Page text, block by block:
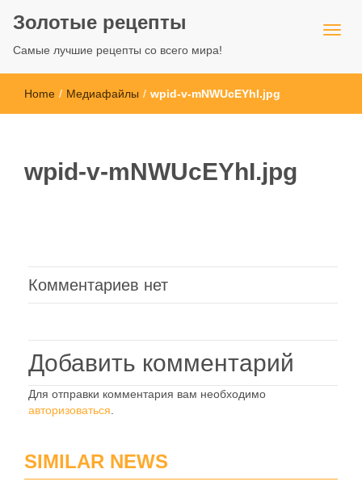
Золотые рецепты
Самые лучшие рецепты со всего мира!
Home / Медиафайлы / wpid-v-mNWUcEYhI.jpg
wpid-v-mNWUcEYhI.jpg
Комментариев нет
Добавить комментарий
Для отправки комментария вам необходимо
авторизоваться
SIMILAR NEWS